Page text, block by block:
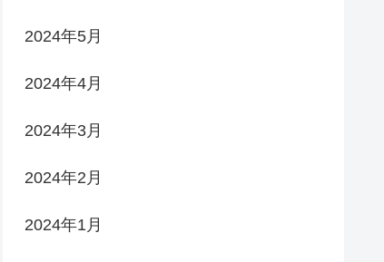
2024年5月
2024年4月
2024年3月
2024年2月
2024年1月